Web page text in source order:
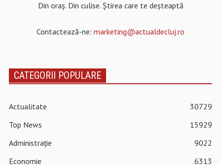
Din oraș. Din culise. Știrea care te deșteaptă
Contactează-ne: marketing@actualdecluj.ro
CATEGORII POPULARE
Actualitate
30729
Top News
15929
Administrație
9022
Economie
6313